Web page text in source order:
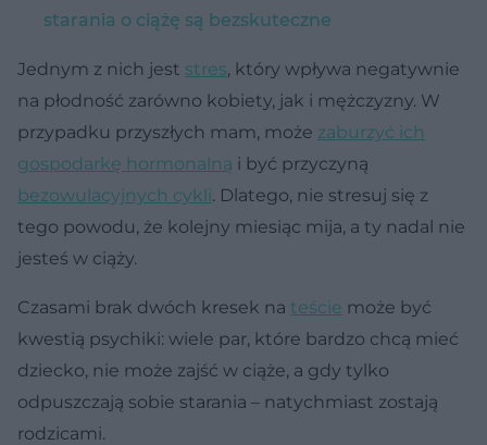
starania o ciążę są bezskuteczne
Jednym z nich jest stres, który wpływa negatywnie
na płodność zarówno kobiety, jak i mężczyzny. W
przypadku przyszłych mam, może zaburzyć ich
gospodarkę hormonalną i być przyczyną
bezowulacyjnych cykli. Dlatego, nie stresuj się z
tego powodu, że kolejny miesiąc mija, a ty nadal nie
jesteś w ciąży.
Czasami brak dwóch kresek na teście może być
kwestią psychiki: wiele par, które bardzo chcą mieć
dziecko, nie może zajść w ciąże, a gdy tylko
odpuszczają sobie starania – natychmiast zostają
rodzicami.